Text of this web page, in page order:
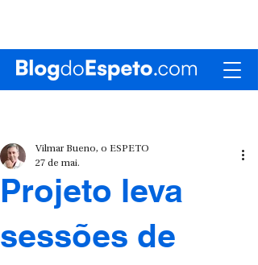
Projeto leva
sessões de
Vilmar Bueno, o ESPETO
27 de mai.